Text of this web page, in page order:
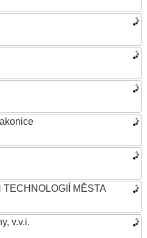
MĚSTA
v.v.i.